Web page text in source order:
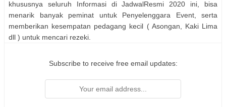
khususnya seluruh Informasi di JadwalResmi 2020 ini, bisa
menarik banyak peminat untuk Penyelenggara Event, serta
memberikan kesempatan pedagang kecil ( Asongan, Kaki Lima
dll ) untuk mencari rezeki.
Subscribe to receive free email updates: